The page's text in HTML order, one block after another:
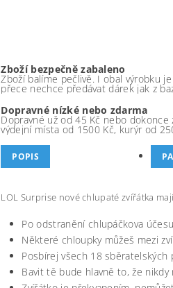
Zboží bezpečně zabaleno
Zboží balíme pečlivě. I obal výrobku
přece nechce předávat dárek jak z
Dopravné nízké nebo zdarma
Dopravné už od 45 Kč nebo dokonce
výdejní místa od 1500 Kč, kurýr od
POPIS
LOL Surprise nové chlupaté zvířátka
Po odstranění chlupáčkova
Některé chloupky můžeš mezi
Posbírej všech 18 sběratelských
Bavit tě bude hlavně to, že